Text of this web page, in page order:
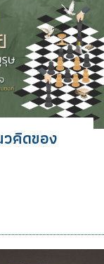
คิดของ